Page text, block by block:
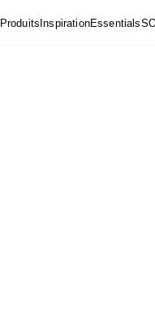
ProduitsInspirationEssentials